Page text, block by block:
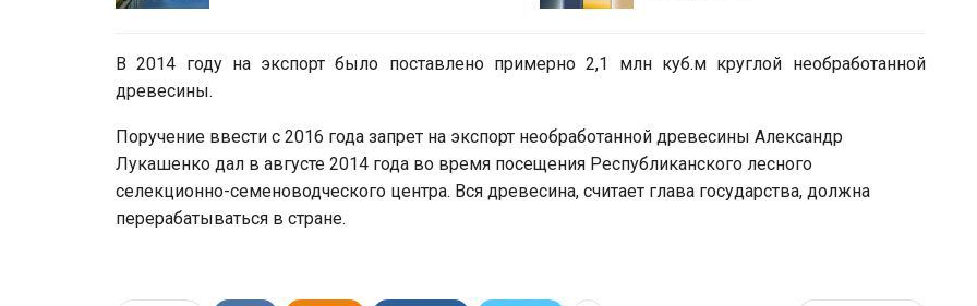
В 2014 году на экспорт было поставлено примерно 2,1 млн куб.м круглой необработанной
древесины.
Поручение ввести с 2016 года запрет на экспорт необработанной древесины Александр
Лукашенко дал в августе 2014 года во время посещения Республиканского лесного
селекционно­-семеноводческого центра. Вся древесина, считает глава государства, должна
перерабатываться в стране.